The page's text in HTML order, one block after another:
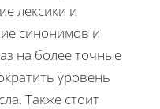
лексики и
синонимов и
на более точные
уровень
Также стоит